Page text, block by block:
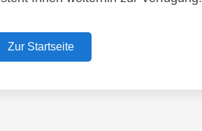
Zur Startseite